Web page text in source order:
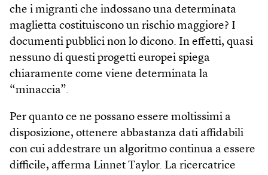
che i migranti che indossano una determinata
maglietta costituiscono un rischio maggiore? I
documenti pubblici non lo dicono. In effetti, quasi
nessuno di questi progetti europei spiega
chiaramente come viene determinata la
“minaccia”.
Per quanto ce ne possano essere moltissimi a
disposizione, ottenere abbastanza dati affidabili
con cui addestrare un algoritmo continua a essere
difficile, afferma Linnet Taylor. La ricercatrice